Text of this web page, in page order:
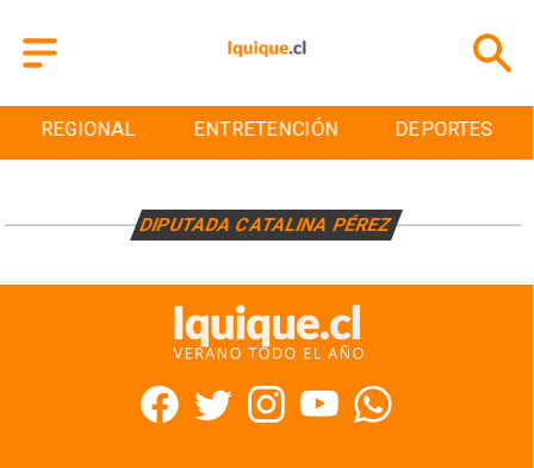
REGIONAL ENTRETENCIÓN DEPORTES
DIPUTADA CATALINA PÉREZ